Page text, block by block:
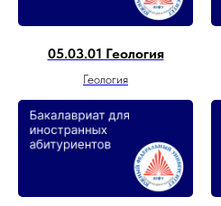
05.03.01 Геология
Геология